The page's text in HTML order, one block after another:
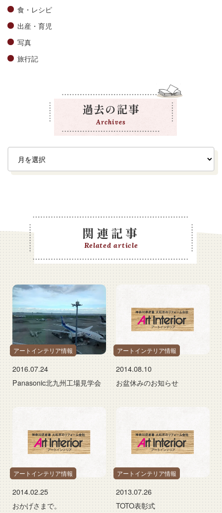
食・レシピ
出産・育児
写真
旅行記
過去の記事
Archives
関連記事
Related article
アートインテリア情報
2016.07.24
Panasonic北九州工場見学会
アートインテリア情報
2014.08.10
お盆休みのお知らせ
アートインテリア情報
2014.02.25
おかげさまで。
アートインテリア情報
2013.07.26
TOTO表彰式